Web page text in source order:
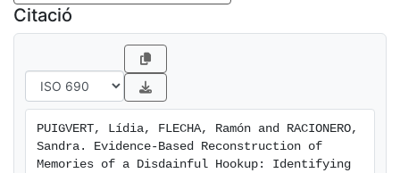
for satisfactory romantic relationships.
Citació
PUIGVERT, Lídia, FLECHA, Ramón and RACIONERO,
Sandra. Evidence-Based Reconstruction of
Memories of a Disdainful Hookup: Identifying